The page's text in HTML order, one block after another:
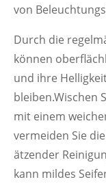
von
Durch die
können
und ihre
bleiben.Wischen
mit einem
vermeiden Sie
ätzender
kann mildes